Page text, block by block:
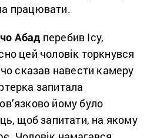
працювати.
Абад перебив Ісу,
цей чоловік торкнувся
сказав навести камеру
запитала
йому було
щоб запитати, на якому